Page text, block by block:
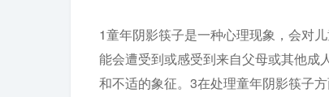
1童年阴影筷子是一种心理现象，会对
能会遭受到或感受到来自父母或其他成
和不适的象征。3在处理童年阴影筷子